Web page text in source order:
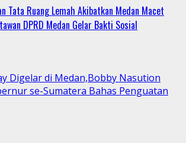
Tata Ruang Lemah Akibatkan Medan Macet
DPRD Medan Gelar Bakti Sosial
Digelar di Medan,Bobby Nasution
se-Sumatera Bahas Penguatan